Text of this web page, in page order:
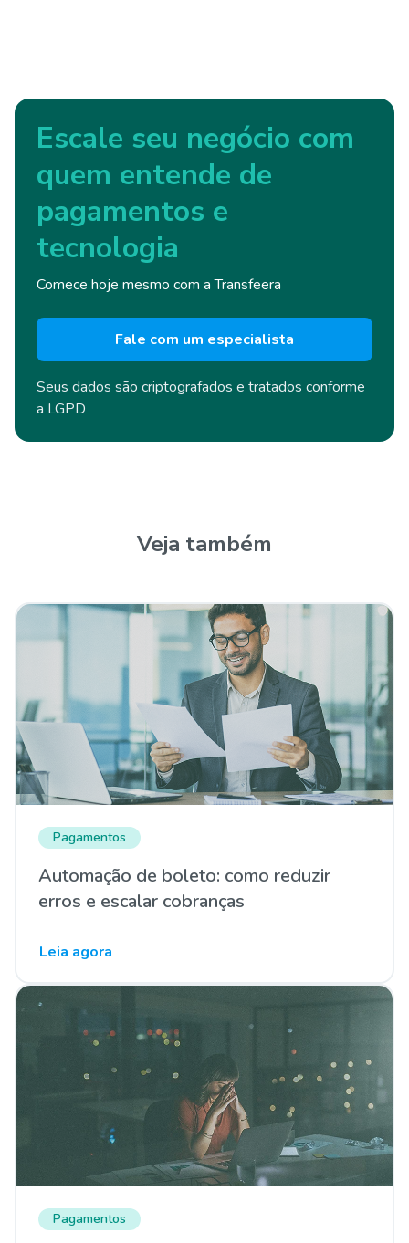
Escale seu negócio com
quem entende de
pagamentos e
tecnologia
Comece hoje mesmo com a Transfeera
Fale com um especialista
Seus dados são criptografados e tratados conforme
a LGPD
Veja também
Pagamentos
Automação de boleto: como reduzir
erros e escalar cobranças
Leia agora
Pagamentos